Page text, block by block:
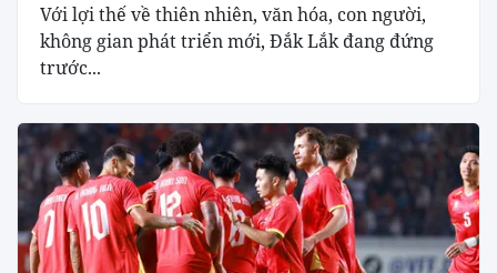
Với lợi thế về thiên nhiên, văn hóa, con người,
không gian phát triển mới, Đắk Lắk đang đứng
trước...